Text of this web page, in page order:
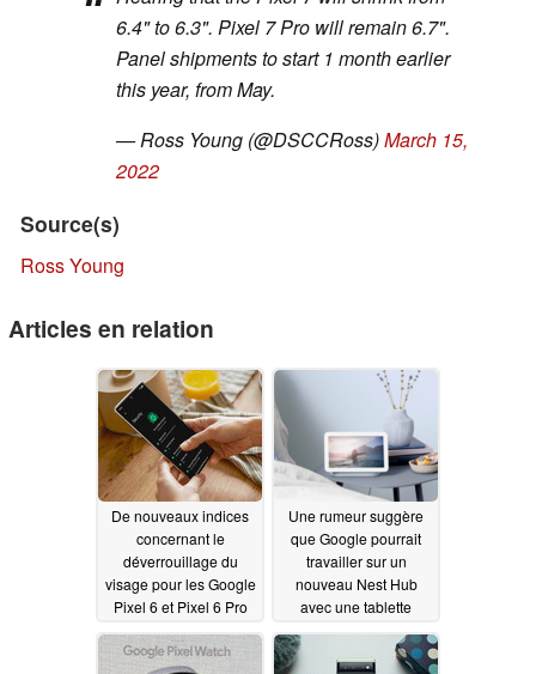
6.4" to 6.3". Pixel 7 Pro will remain 6.7".
Panel shipments to start 1 month earlier
this year, from May.
— Ross Young (@DSCCRoss)March 15,
2022
Source(s)
Ross Young
Articles en relation
De nouveaux indices
concernant le
déverrouillage du
visage pour les Google
Pixel 6 et Pixel 6 Pro
émergent03/30/2022
Une rumeur suggère
que Google pourrait
travailler sur un
nouveau Nest Hub
avec une tablette
détachable03/28/2022